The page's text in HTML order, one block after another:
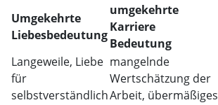
Umgekehrte
Liebesbedeutung
umgekehrte
Karriere
Bedeutung
Langeweile, Liebe
für
selbstverständlich
mangelnde
Wertschätzung der
Arbeit, übermäßiges